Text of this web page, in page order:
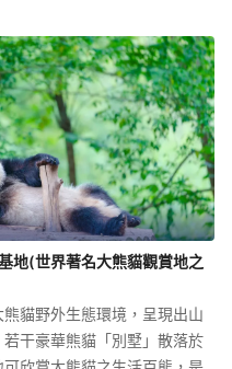
地(世界著名大熊貓觀賞地之
貓野外生態環境，呈現出山
干豪華熊貓「別墅」散落於